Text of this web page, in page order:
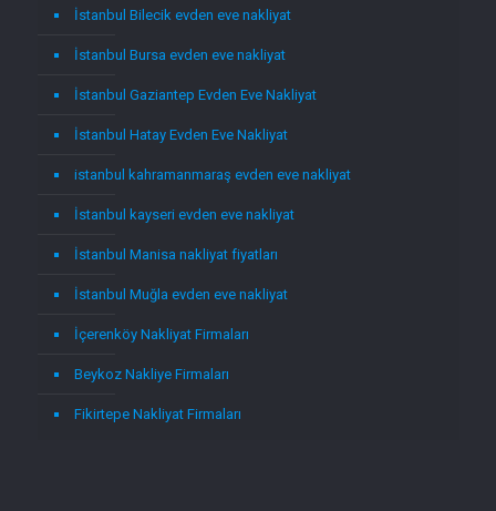
İstanbul Bilecik evden eve nakliyat
İstanbul Bursa evden eve nakliyat
İstanbul Gaziantep Evden Eve Nakliyat
İstanbul Hatay Evden Eve Nakliyat
istanbul kahramanmaraş evden eve nakliyat
İstanbul kayseri evden eve nakliyat
İstanbul Manisa nakliyat fiyatları
İstanbul Muğla evden eve nakliyat
İçerenköy Nakliyat Firmaları
Beykoz Nakliye Firmaları
Fikirtepe Nakliyat Firmaları